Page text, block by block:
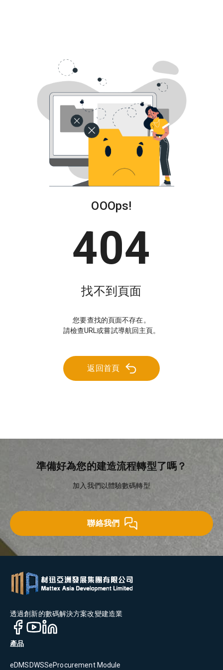
OOOps!
404
找不到頁面
您要查找的頁面不存在。
請檢查URL或嘗試導航回主頁。
返回首頁
準備好為您的建造流程轉型了嗎？
加入我們以體驗數碼轉型
聯絡我們
透過創新的數碼解決方案改變建造業
產品
eDMSDWSSeProcurement Module